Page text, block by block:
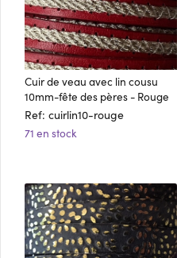
Cuir de veau avec lin cousu
10mm-fête des pères - Rouge
Ref: cuirlin10-rouge
71 en stock